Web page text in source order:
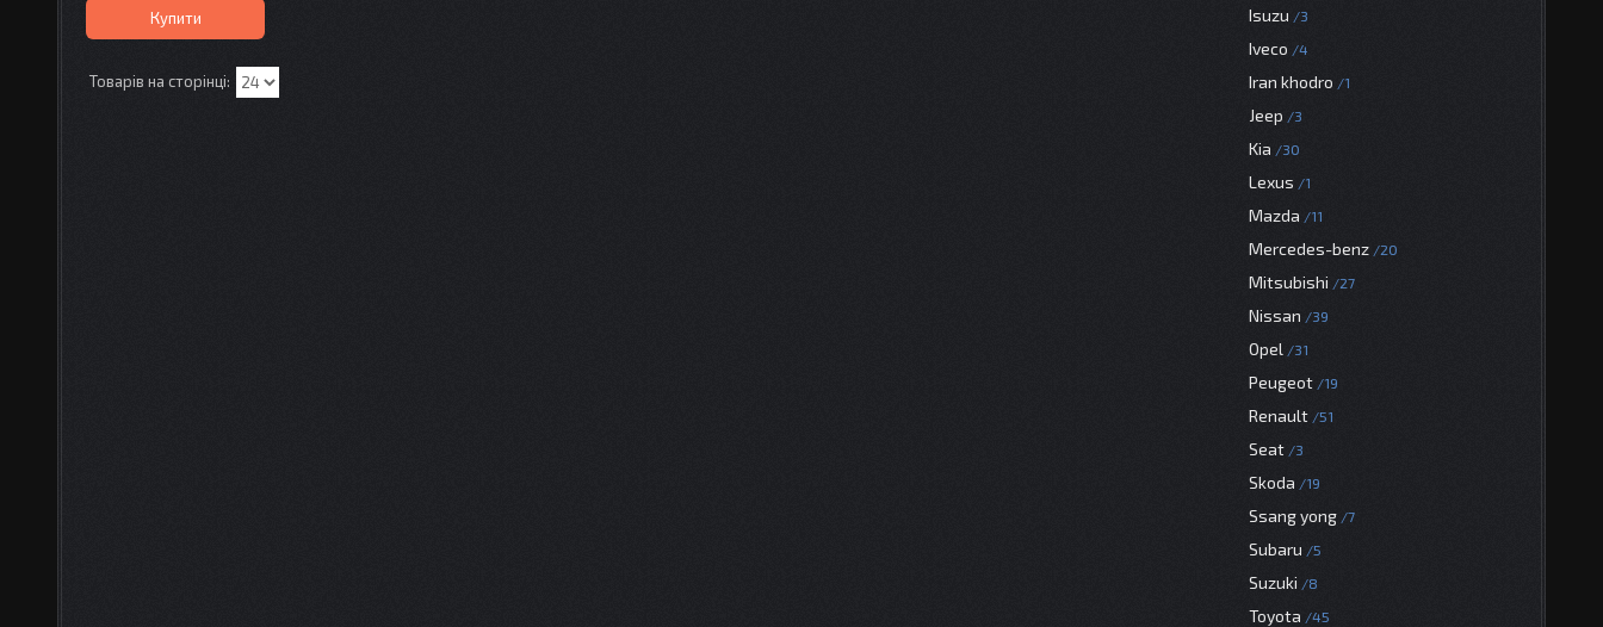
Купити Isuzu 3
Iveco 4
Iran khodro 1
Jeep 3
Kia 30
Lexus 1
Mazda 11
Mercedes-benz 20
Mitsubishi 27
Nissan 39
Opel 31
Peugeot 19
Renault 51
Seat 3
Skoda 19
Ssang yong 7
Subaru 5
Suzuki 8
Toyota 45